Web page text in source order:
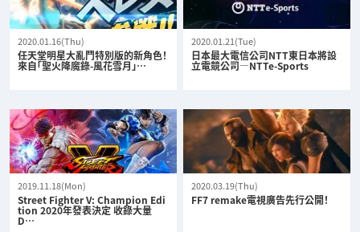
2020.01.16(Thu)
任天堂明星大亂鬥特別版的新角色！
來自「聖火降魔錄-風花雪月」…
2020.01.21(Tue)
日本最大電信公司NTT東日本將設
立電競公司—NTTe-Sports
2019.11.18(Mon)
Street Fighter V: Champion Edi
tion 2020年發表決定 收錄大量
D…
2020.03.19(Thu)
FF7 remake電視廣告先行公開！